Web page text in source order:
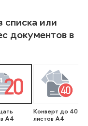
списка или
документов в
А4
Конверт до 40
листов А4